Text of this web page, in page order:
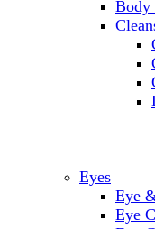
Eyes
Eye
Eye